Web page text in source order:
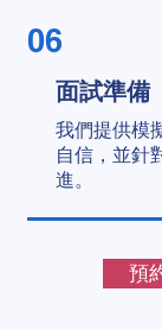
06
面試準備
我們提供模
自信，並針
進。
預